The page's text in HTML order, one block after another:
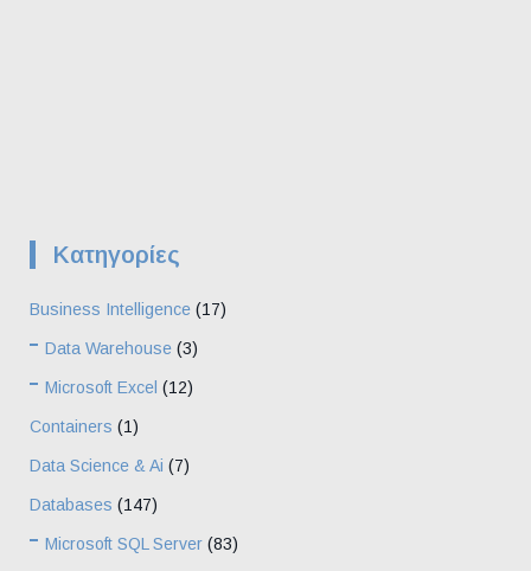
Kατηγορίες
Business Intelligence (17)
Data Warehouse (3)
Microsoft Excel (12)
Containers (1)
Data Science & Ai (7)
Databases (147)
Microsoft SQL Server (83)